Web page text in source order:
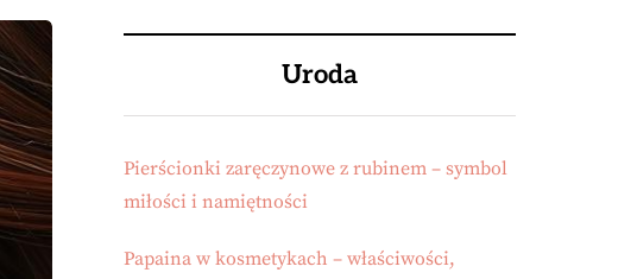
Uroda
Pierścionki zaręczynowe z rubinem – symbol
miłości i namiętności
Papaina w kosmetykach – właściwości,